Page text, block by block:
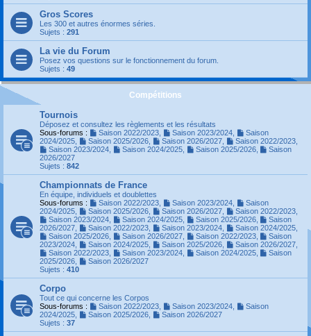
Gros Scores
Les 300 et autres énormes séries.
Sujets : 291
La vie du Forum
Posez vos questions sur le fonctionnement du forum.
Sujets : 49
Compétitions
Tournois
Déposez et consultez les règlements et les résultats
Sous-forums :
Saison 2022/2023, Saison 2023/2024,
Saison
2024/2025
Saison 2025/2026, Saison 2026/2027, Saison 2022/2023,
Saison 2023/2024, Saison 2024/2025, Saison 2025/2026,
Saison
2026/2027
Sujets : 842
Championnats de France
En équipe, individuels et doublettes
Sous-forums :
Saison 2022/2023, Saison 2023/2024,
Saison
2024/2025
Saison 2025/2026, Saison 2026/2027, Saison 2022/2023,
Saison 2023/2024, Saison 2024/2025, Saison 2025/2026,
Saison
2026/2027
Saison 2022/2023, Saison 2023/2024, Saison 2024/2025,
Saison 2025/2026, Saison 2026/2027, Saison 2022/2023,
Saison
2023/2024
Saison 2024/2025, Saison 2025/2026, Saison 2026/2027,
Saison 2022/2023, Saison 2023/2024, Saison 2024/2025,
Saison
2025/2026
Saison 2026/2027
Sujets : 410
Corpo
Tout ce qui concerne les Corpos
Sous-forums :
Saison 2022/2023, Saison 2023/2024,
Saison
2024/2025
Saison 2025/2026,
Saison 2026/2027
Sujets : 37